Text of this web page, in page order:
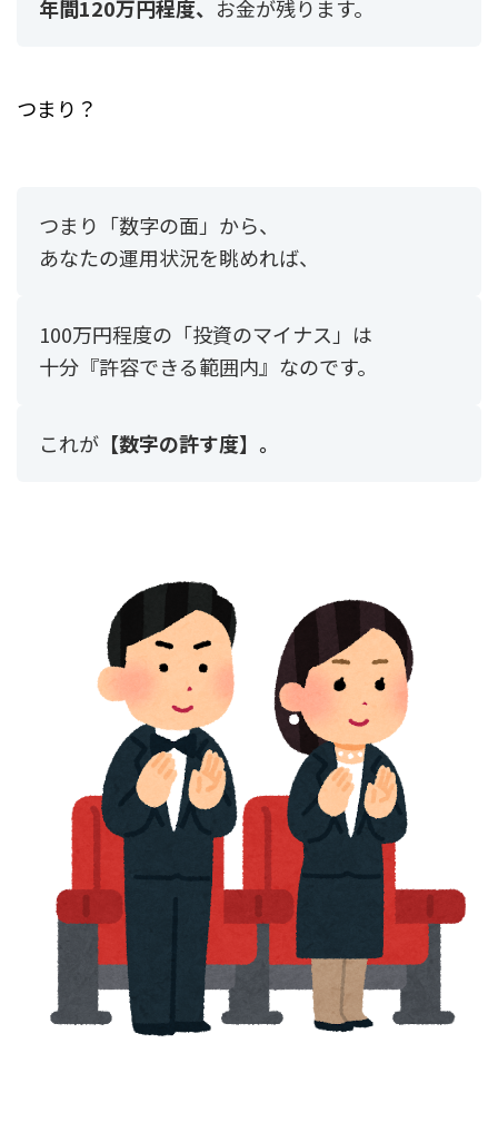
年間120万円程度、 お金が残ります。
つまり？
つまり「数字の面」から、
あなたの運用状況を眺めれば、
100万円程度の「投資のマイナス」は
十分『許容できる範囲内』なのです。
これが 【数字の許す度】。